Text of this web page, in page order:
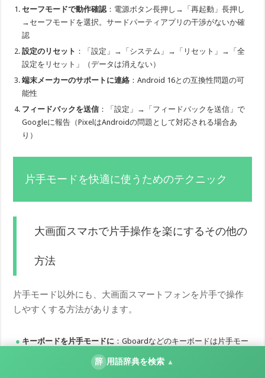
セーフモードで動作確認 ：電源ボタン長押し→「再起動」長押し
→セーフモードを選択。サードパーティアプリの干渉がないか確
認
設定のリセット ：「設定」→「システム」→「リセット」→「全
設定をリセット」（データは消えない）
端末メーカーのサポートに連絡 ：Android 16との互換性問題の可
能性
フィードバックを送信 ：「設定」→「フィードバックを送信」で
Googleに報告（PixelはAndroidの問題として対応される場合あ
り）
片手モードを快適に使うためのテクニック
大画面スマホで片手操作を楽にするその他の
方法
片手モード以外にも、大画面スマートフォンを片手で操作
しやすくする方法があります。
キーボードを片手モードに ：Gboardなどのキーボードは片手モー
ド設定で左右に寄せることができます
クイック設定の並び替え
辞 用語辞典を検索 ▲